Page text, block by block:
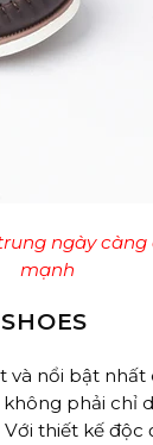
ngày
mạnh
và nổi bật nhất
phải chỉ
Với thiết kế